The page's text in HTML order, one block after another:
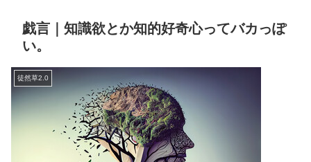
戯言｜知識欲とか知的好奇心ってバカっぽ
い。
徒然草2.0